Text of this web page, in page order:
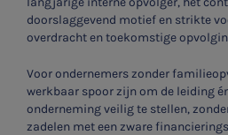
doorslaggevend motief en strikte
overdracht en toekomstige
Voor ondernemers zonder
werkbaar spoor zijn om de leiding
onderneming veilig te stellen,
zadelen met een zware